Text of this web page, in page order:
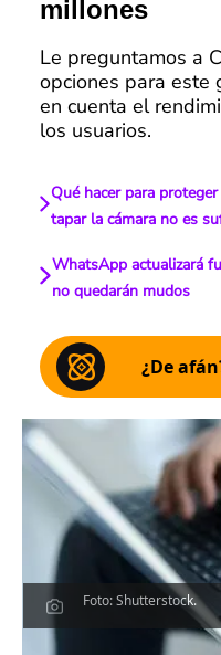
millones
Le preguntamos a
opciones para este
en cuenta el
los usuarios.
Qué hacer para
tapar la cámara no es
WhatsApp actualizará
no quedarán mudos
¿De
Foto: Shutterstock.